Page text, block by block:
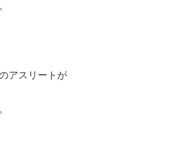
アスリートが